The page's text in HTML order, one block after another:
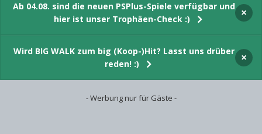
Ab 04.08. sind die neuen PSPlus-Spiele verfügbar und
hier ist unser Trophäen-Check :)
×
Wird BIG WALK zum big (Koop-)Hit? Lasst uns drüber
reden! :)
×
- Werbung nur für Gäste -